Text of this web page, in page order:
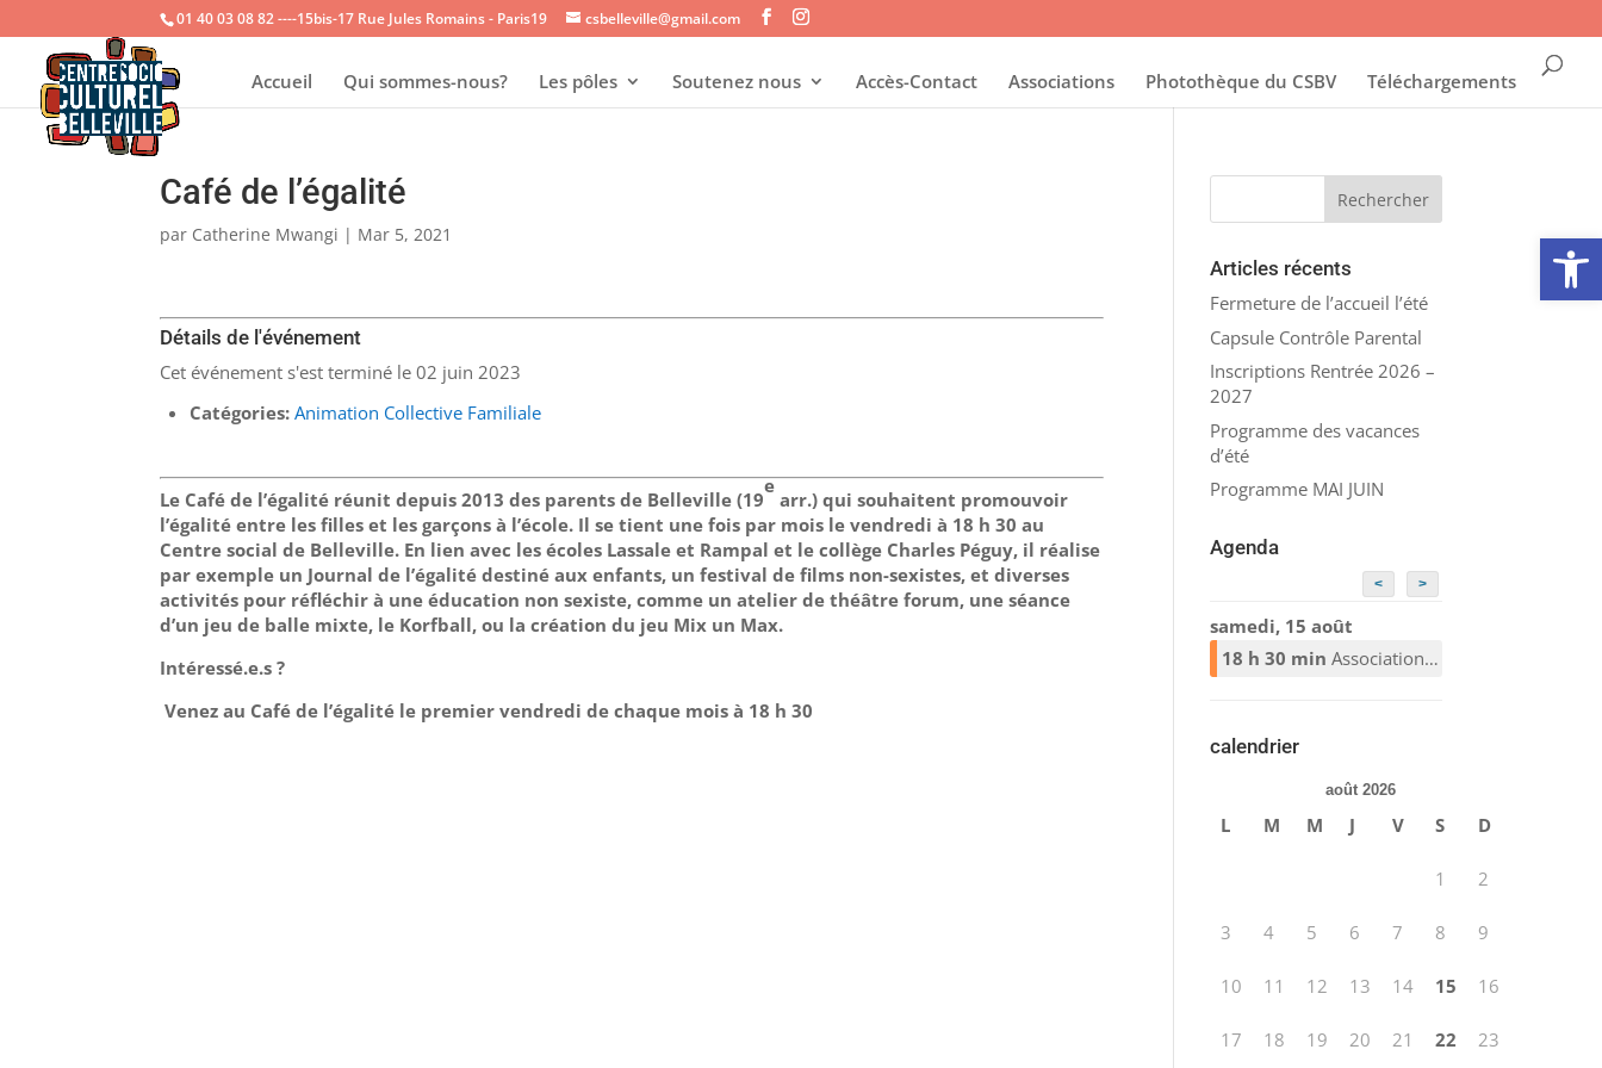
Ouvrir
01 40 03 08 82 ----15bis-17 Rue Jules Romains - Paris19 csbelleville@gmail.com
Accueil Qui sommes-nous? Les pôles Soutenez nous Accès-Contact Associations Photothèque du CSBV Téléchargements
Café de l’égalité
par Catherine Mwangi | Mar 5, 2021
Détails de l'événement
Cet événement s'est terminé le 02 juin 2023
Catégories: Animation Collective Familiale
Le Café de l’égalité réunit depuis 2013 des parents de Belleville (19
e
arr.) qui souhaitent promouvoir
l’égalité entre les filles et les garçons à l’école. Il se tient une fois par mois le vendredi à 18 h 30 au
Centre social de Belleville. En lien avec les écoles Lassale et Rampal et le collège Charles Péguy, il réalise
par exemple un Journal de l’égalité destiné aux enfants, un festival de films non-sexistes, et diverses
activités pour réfléchir à une éducation non sexiste, comme un atelier de théâtre forum, une séance
d’un jeu de balle mixte, le Korfball, ou la création du jeu Mix un Max.
Intéressé.e.s ?
Venez au Café de l’égalité le premier vendredi de chaque mois à 18 h 30
Articles récents
Fermeture de l’accueil l’été
Capsule Contrôle Parental
Inscriptions Rentrée 2026 –
2027
Programme des vacances
d’été
Programme MAI JUIN
Agenda
< >
samedi, 15 août
18 h 30 minAssociation Alcooliques Anonymes
calendrier
août 2026
L M M J V S D
1 2
3 4 5 6 7 8 9
10 11 12 13 14 15 16
17 18 19 20 21 22 23